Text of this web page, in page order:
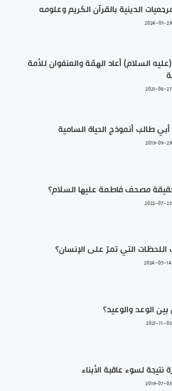
الدينية بالقرآن الكريم وعلومه
2024-01-29
السلام) أعاد الهمّة والعنفوان للأمة
2021-08-27
طالب أنموذج الحياة السامية
2019-09-29
مصحف فاطمة عليها السلام؟
2022-07-25
التي تمرّ على الإنسان؟
2024-05-14
بين الوعد والوعيد؟
2021-11-03
نتيجة لسوء عاقبة الأبناء
2019-07-03